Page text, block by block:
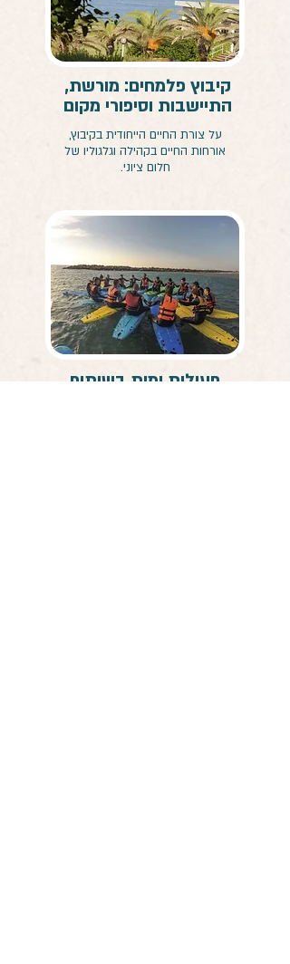
קיבוץ פלמחים: מורשת,
התיישבות וסיפורי מקום
על צורת החיים הייחודית בקיבוץ,
אורחות החיים בקהילה וגלגוליו של
חלום ציוני.
פעילות ימית בשיתוף